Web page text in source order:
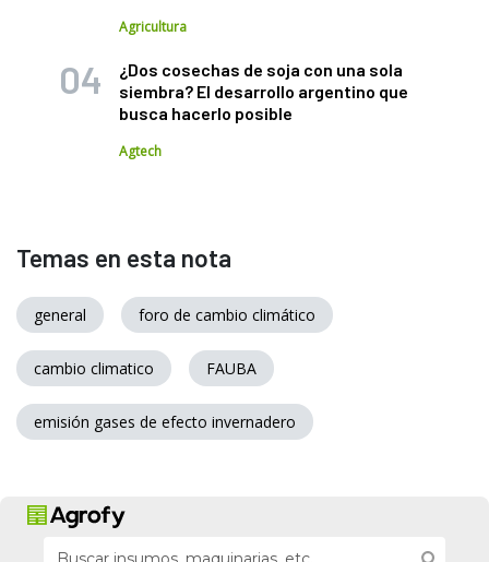
Agricultura
¿Dos cosechas de soja con una sola
siembra? El desarrollo argentino que
busca hacerlo posible
Agtech
Temas en esta nota
general foro de cambio climático
cambio climatico FAUBA
emisión gases de efecto invernadero